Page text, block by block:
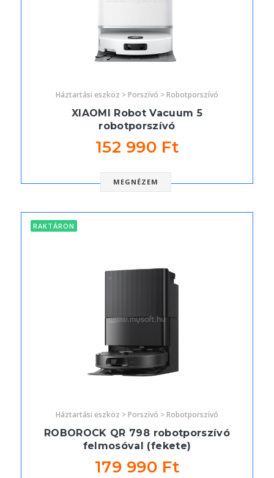
Háztartási eszköz > Porszívó > Robotporszívó
XIAOMI Robot Vacuum 5
robotporszívó
152 990 Ft
MEGNÉZEM
RAKTÁRON
Háztartási eszköz > Porszívó > Robotporszívó
ROBOROCK QR 798 robotporszívó
felmosóval (fekete)
179 990 Ft